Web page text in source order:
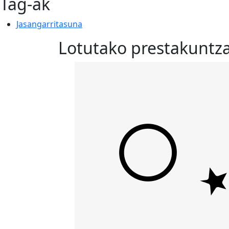
Jasangarritasuna
Lotutako